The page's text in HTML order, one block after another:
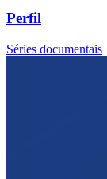
Perfil
Séries documentais